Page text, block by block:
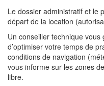
Le dossier administratif et le
départ de la location
Un conseiller technique
d’optimiser votre temps de
conditions de navigation
vous informe sur les zones
libre.